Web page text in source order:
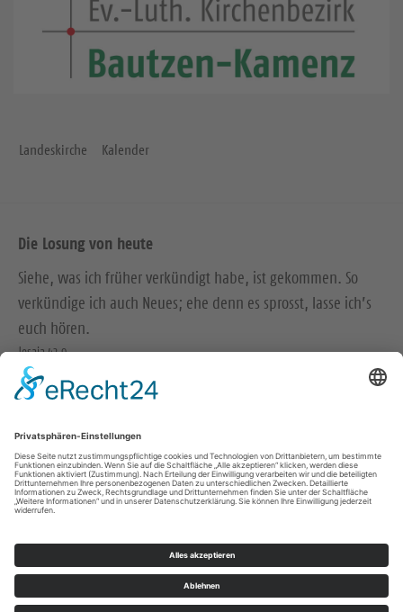
Landeskirche Kalender
Die Losung von heute
Siehe, was ich früher verkündigt habe, ist gekommen. So
verkündige ich auch Neues; ehe denn es sprosst, lasse ich’s
euch hören.
Jesaja 42,9
Der Menschensohn ist’s, der den guten Samen sät. Der Acker
Matthäus 13,37-38
© Evangelische Brüder-Unität – Herrnhuter Brüdergemeine
Weitere Informationen finden Sie hier